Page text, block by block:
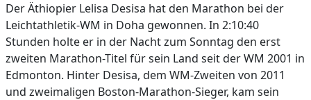
Der Äthiopier Lelisa Desisa hat den Marathon bei der
Leichtathletik-WM in Doha gewonnen. In 2:10:40
Stunden holte er in der Nacht zum Sonntag den erst
zweiten Marathon-Titel für sein Land seit der WM 2001 in
Edmonton. Hinter Desisa, dem WM-Zweiten von 2011
und zweimaligen Boston-Marathon-Sieger, kam sein